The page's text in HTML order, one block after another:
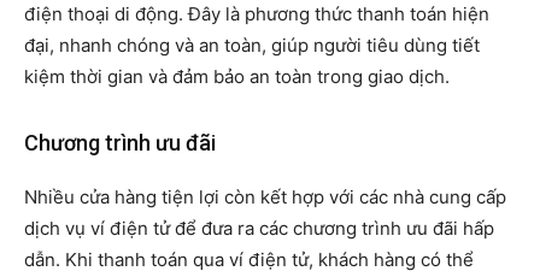
điện thoại di động. Đây là phương thức thanh toán hiện
đại, nhanh chóng và an toàn, giúp người tiêu dùng tiết
kiệm thời gian và đảm bảo an toàn trong giao dịch.
Chương trình ưu đãi
Nhiều cửa hàng tiện lợi còn kết hợp với các nhà cung cấp
dịch vụ ví điện tử để đưa ra các chương trình ưu đãi hấp
dẫn. Khi thanh toán qua ví điện tử, khách hàng có thể